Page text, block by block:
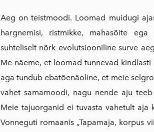
Aeg on teistmoodi. Loomad muidugi
hargnemisi, ristmikke, mahasõite
suhteliselt nõrk evolutsiooniline surve
Me näeme, et loomad tunnevad
aga tundub ebatõenäoline, et meie
vahet samamoodi, nagu nende aju teeb
Meie tajuorganid ei tuvasta vahetult aja
Vonneguti romaanis „Tapamaja, korpus